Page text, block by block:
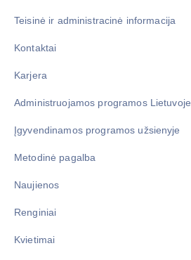
Teisinė ir administracinė informacija
Kontaktai
Karjera
Administruojamos programos Lietuvoje
Įgyvendinamos programos užsienyje
Metodinė pagalba
Naujienos
Renginiai
Kvietimai